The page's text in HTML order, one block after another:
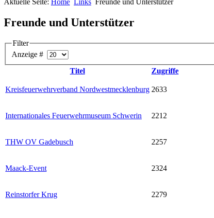
Freunde und Unterstützer
Filter
Anzeige #
Titel
Zugriffe
Kreisfeuerwehrverband Nordwestmecklenburg 2633
Internationales Feuerwehrmuseum Schwerin 2212
THW OV Gadebusch 2257
Maack-Event 2324
Reinstorfer Krug 2279